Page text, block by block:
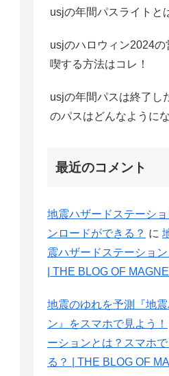
usjの年間パスライトと
usjのハロウィン2024
喫する方法はコレ！
usjの年間パスは終了し
のパスはどんなように
最近のコメント
地震ハザードステーシ
ンロードができる？ に
震ハザードステーショ
| THE BLOG OF
地震のゆれを予測『地
ン』をスマホで見よう！
ーションとは？スマホ
る？ | THE BLOG OF